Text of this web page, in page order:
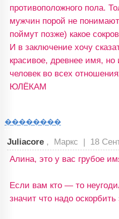
противоположного пола.
мужчин порой не
поймут позже) какое
И в заключение хочу
красивое, древнее имя, но
человек во всех
ЮЛЁКАМ
��������
Juliacore , Маркс | 18
Алина, это у вас грубое
Если вам кто — то
значит что надо